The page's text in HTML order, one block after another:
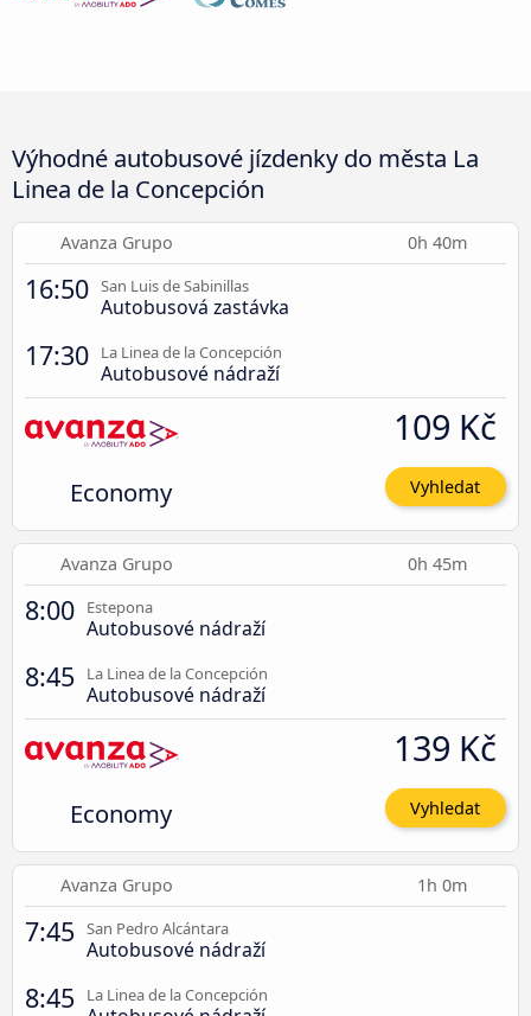
Výhodné autobusové jízdenky do města La
Linea de la Concepción
Avanza Grupo 0h 40m
16:50 San Luis de Sabinillas
Autobusová zastávka
17:30 La Linea de la Concepción
Autobusové nádraží
Economy
109 Kč
Vyhledat
Avanza Grupo 0h 45m
8:00 Estepona
Autobusové nádraží
8:45 La Linea de la Concepción
Autobusové nádraží
Economy
139 Kč
Vyhledat
Avanza Grupo 1h 0m
7:45 San Pedro Alcántara
Autobusové nádraží
8:45 La Linea de la Concepción